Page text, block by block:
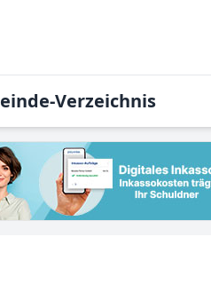
Verzeichnis